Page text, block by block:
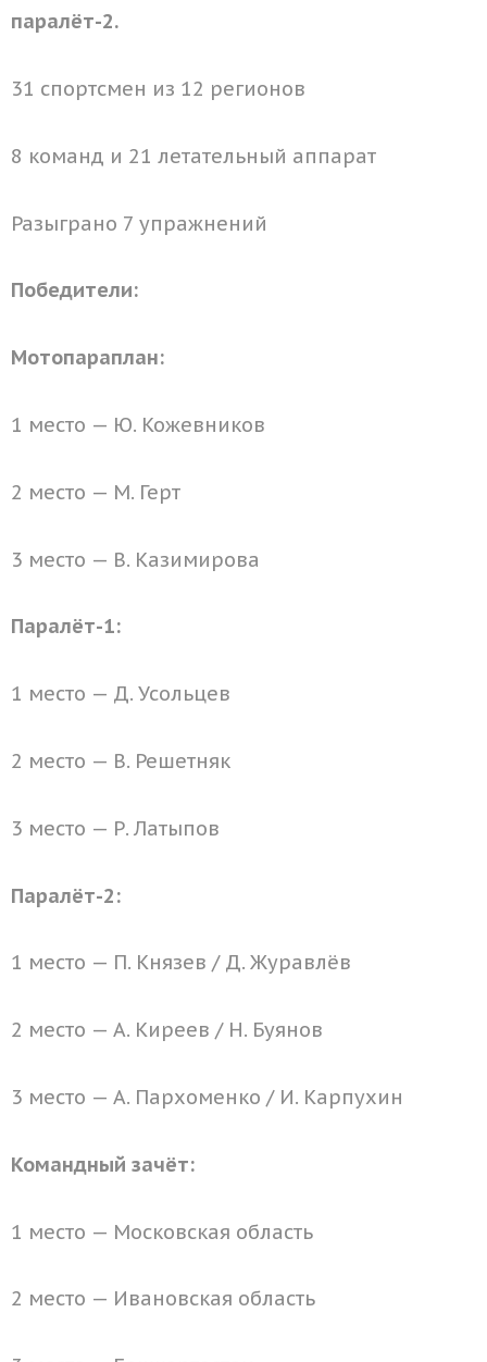
паралёт-2.
31 спортсмен из 12 регионов
8 команд и 21 летательный аппарат
Разыграно 7 упражнений
Победители:
Мотопараплан:
1 место — Ю. Кожевников
2 место — М. Герт
3 место — В. Казимирова
Паралёт-1:
1 место — Д. Усольцев
2 место — В. Решетняк
3 место — Р. Латыпов
Паралёт-2:
1 место — П. Князев / Д. Журавлёв
2 место — А. Киреев / Н. Буянов
3 место — А. Пархоменко / И. Карпухин
Командный зачёт:
1 место — Московская область
2 место — Ивановская область